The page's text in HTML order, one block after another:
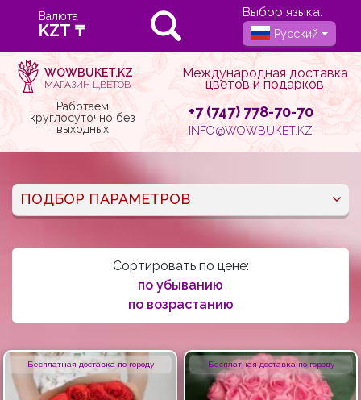
Валюта Выбор языка:
Русский
WOWBUKET.KZ
МАГАЗИН ЦВЕТОВ
Международная доставка
цветов и подарков
Работаем
круглосуточно без
выходных
+7 (747) 778-70-70
INFO@WOWBUKET.KZ
ПОДБОР ПАРАМЕТРОВ
Сортировать по цене:
по убыванию
по возрастанию
Бесплатная доставка по городу Бесплатная доставка по городу